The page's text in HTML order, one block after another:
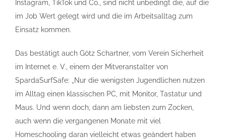
Instagram, TikTok und Co., sind nicht unbedingt die, auf die
im Job Wert gelegt wird und die im Arbeitsalltag zum
Einsatz kommen.
Das bestätigt auch Götz Schartner, vom Verein Sicherheit
im Internet e. V., einem der Mitveranstalter von
SpardaSurfSafe: „Nur die wenigsten Jugendlichen nutzen
im Alltag einen klassischen PC, mit Monitor, Tastatur und
Maus. Und wenn doch, dann am liebsten zum Zocken,
auch wenn die vergangenen Monate mit viel
Homeschooling daran vielleicht etwas geändert haben